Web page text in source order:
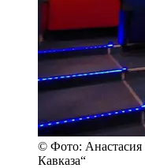
© Фото: Анастасия
Кавказа“